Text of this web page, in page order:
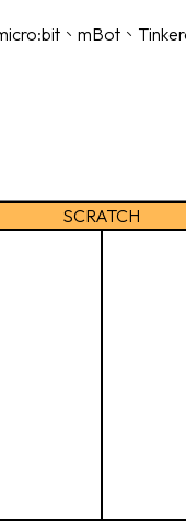
、mBot、
SCRATCH